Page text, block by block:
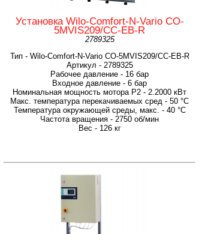
Установка Wilo-Comfort-N-Vario CO-
5MVIS209/CC-EB-R
2789325
Тип - Wilo-Comfort-N-Vario CO-5MVIS209/CC-EB-R
Артикул - 2789325
Рабочее давление - 16 бар
Входное давление - 6 бар
Номинальная мощность мотора P2 - 2.2000 кВт
Макс. температура перекачиваемых сред - 50 °C
Температура окружающей среды, макс. - 40 °C
Частота вращения - 2750 об/мин
Вес - 126 кг